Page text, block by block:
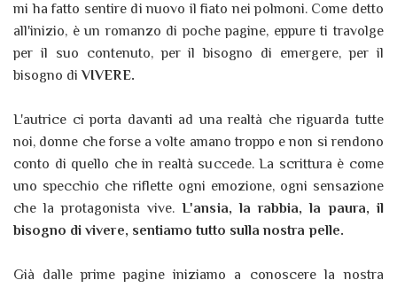
mi ha fatto sentire di nuovo il fiato nei polmoni. Come detto
all'inizio, è un romanzo di poche pagine, eppure ti travolge
per il suo contenuto, per il bisogno di emergere, per il
bisogno diVIVERE.
L'autrice ci porta davanti ad una realtà che riguarda tutte
noi, donne che forse a volte amano troppo e non si rendono
conto di quello che in realtà succede. La scrittura è come
uno specchio che riflette ogni emozione, ogni sensazione
che la protagonista vive. L'ansia, la rabbia, la paura, il
bisogno di vivere, sentiamo tutto sulla nostra pelle.
Già dalle prime pagine iniziamo a conoscere la nostra